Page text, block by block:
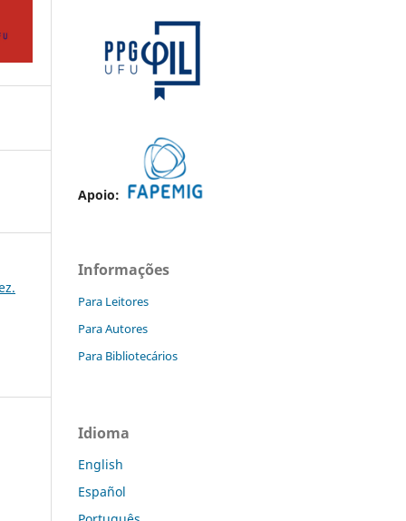
Apoio:
Informações
Para Leitores
Para Autores
Para Bibliotecários
Idioma
English
Español